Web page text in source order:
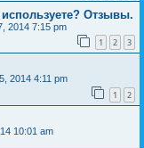
Отзывы.
2014 7:15 pm
1 2 3
2014 4:11 pm
1 2
10:01 am